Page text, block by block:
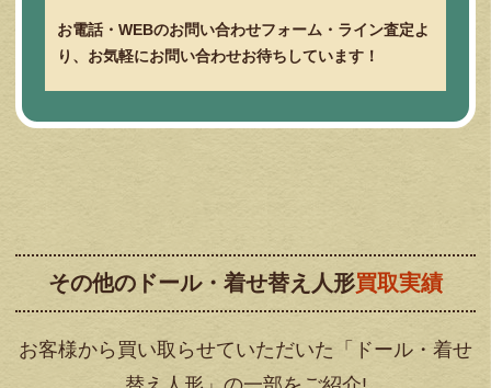
お電話・WEBのお問い合わせフォーム・ライン査定よ
り、お気軽にお問い合わせお待ちしています！
その他のドール・着せ替え人形買取実績
お客様から買い取らせていただいた「ドール・着せ